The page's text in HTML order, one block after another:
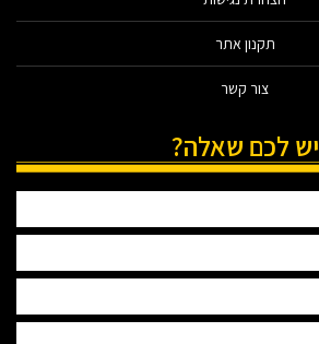
תקנון אתר
צור קשר
יש לכם שאלה?